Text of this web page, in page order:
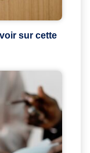
sur cette